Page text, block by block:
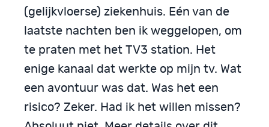
(gelijkvloerse) ziekenhuis. Eén van de
laatste nachten ben ik weggelopen, om
te praten met het TV3 station. Het
enige kanaal dat werkte op mijn tv. Wat
een avontuur was dat. Was het een
risico? Zeker. Had ik het willen missen?